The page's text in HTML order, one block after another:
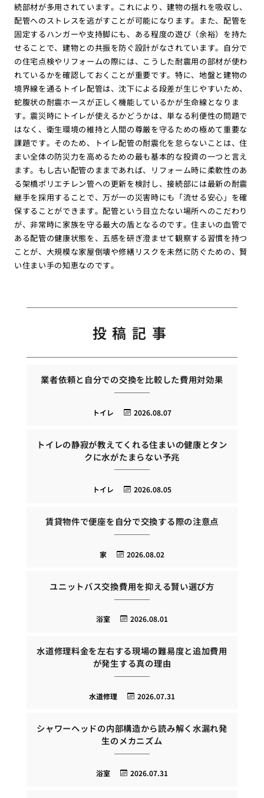
続部材が多用されています。これにより、建物の揺れを吸収し、
配管へのストレスを逃がすことが可能になります。また、配管を
固定するハンガーや支持脚にも、ある程度の遊び（余裕）を持た
せることで、建物との共振を防ぐ設計がなされています。自分で
の住宅点検やリフォームの際には、こうした耐震用の部材が使わ
れているかを確認しておくことが重要です。特に、地盤と建物の
境界線を通るトイレ配管は、沈下による段差が生じやすいため、
蛇腹状の耐震ホースが正しく機能しているかが生命線となりま
す。震災時にトイレが使えるかどうかは、単なる利便性の問題で
はなく、衛生環境の維持と人間の尊厳を守るための極めて重要な
課題です。そのため、トイレ配管の耐震化を怠らないことは、住
まい全体の防災力を高めるための最も基本的な投資の一つと言え
ます。もし古い配管のままであれば、リフォーム時に柔軟性のあ
る架橋ポリエチレン管への更新を検討し、接続部には最新の耐震
継手を採用することで、万が一の災害時にも「流せる安心」を確
保することができます。配管という目立たない場所へのこだわり
が、非常時に家族を守る最大の盾となるのです。住まいの血管で
ある配管の健康状態を、五感を研ぎ澄ませて観察する習慣を持つ
ことが、大規模な家屋倒壊や修繕リスクを未然に防ぐための、賢
い住まい手の知恵なのです。
投稿記事
業者依頼と自分での交換を比較した費用対効果
2026.08.07
トイレ
トイレの静寂が教えてくれる住まいの健康とタン
クに水がたまらない予兆
2026.08.05
トイレ
賃貸物件で便座を自分で交換する際の注意点
2026.08.02
家
ユニットバス交換費用を抑える賢い選び方
2026.08.01
浴室
水道修理料金を左右する現場の難易度と追加費用
が発生する真の理由
2026.07.31
水道修理
シャワーヘッドの内部構造から読み解く水漏れ発
生のメカニズム
2026.07.31
浴室